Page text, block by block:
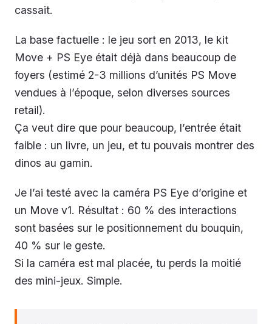
cassait.
La base factuelle : le jeu sort en 2013, le kit
Move + PS Eye était déjà dans beaucoup de
foyers (estimé 2-3 millions d’unités PS Move
vendues à l’époque, selon diverses sources
retail).
Ça veut dire que pour beaucoup, l’entrée était
faible : un livre, un jeu, et tu pouvais montrer des
dinos au gamin.
Je l’ai testé avec la caméra PS Eye d’origine et
un Move v1. Résultat : 60 % des interactions
sont basées sur le positionnement du bouquin,
40 % sur le geste.
Si la caméra est mal placée, tu perds la moitié
des mini-jeux. Simple.